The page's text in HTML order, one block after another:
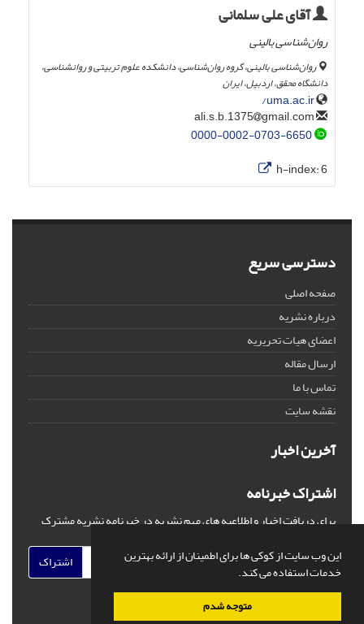
این وب سایت از کوکی ها برای اطمینان از ارائه بهترین
خدمات استفاده می کند.
متوجه شدم
آقای علی سلمانی
روان‌شناسی بالینی
روان‌شناسی بالینی، گروه روان‌شناسی، دانشکده علوم تربیتی و روانشناسی،
دانشگاه محقق، اردبیل، ایران
uma.ac.ir/
gmail.com
0000-0002-0703-6650
h-index:6
دسترسی سریع
صفحه اصلی
درباره نشریه
اعضای هیات تحریریه
ارسال مقاله
تماس با ما
نقشه سایت
آخرین اخبار
اشتراک خبرنامه
برای دریافت اخبار و اطلاعیه های مهم نشریه در خبرنامه نشریه مشترک
اشتراک